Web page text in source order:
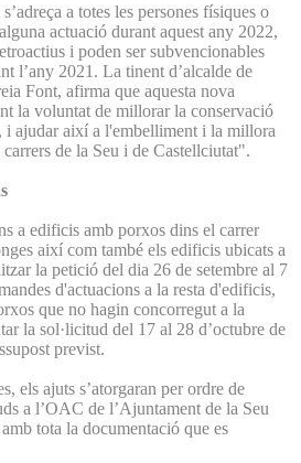
a totes les persones físiques o
actuació durant aquest any 2022,
i poden ser subvencionables
l’any 2021. La tinent d’alcalde de
Font, afirma que aquesta nova
la voluntat de millorar la conservació
i ajudar així a l'embelliment i la millora
de la Seu i de Castellciutat".
a edificis amb porxos dins el carrer
així com també els edificis ubicats a
la petició del dia 26 de setembre al 7
d'actuacions a la resta d'edificis,
que no hagin concorregut a la
la sol·licitud del 17 al 28 d’octubre de
previst.
els ajuts s’atorgaran per ordre de
a l’OAC de l’Ajuntament de la Seu
tota la documentació que es